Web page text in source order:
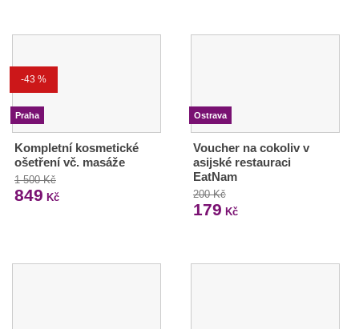
-43 %
Praha
Kompletní kosmetické
ošetření vč. masáže
1 500 Kč
849 Kč
Ostrava
Voucher na cokoliv v
asijské restauraci
EatNam
200 Kč
179 Kč